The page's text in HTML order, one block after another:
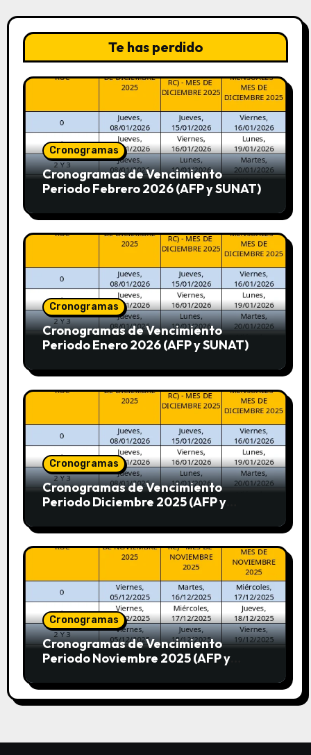
Te has perdido
Cronogramas
Cronogramas de Vencimiento
Periodo Febrero 2026 (AFP y SUNAT)
Cronogramas
Cronogramas de Vencimiento
Periodo Enero 2026 (AFP y SUNAT)
Cronogramas
Cronogramas de Vencimiento
Periodo Diciembre 2025 (AFP y
Cronogramas
Cronogramas de Vencimiento
Periodo Noviembre 2025 (AFP y